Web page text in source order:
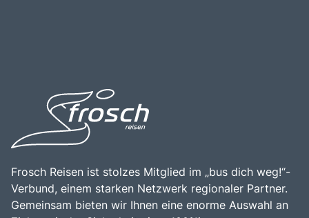
Frosch Reisen ist stolzes Mitglied im „bus dich weg!“-
Verbund, einem starken Netzwerk regionaler Partner.
Gemeinsam bieten wir Ihnen eine enorme Auswahl an